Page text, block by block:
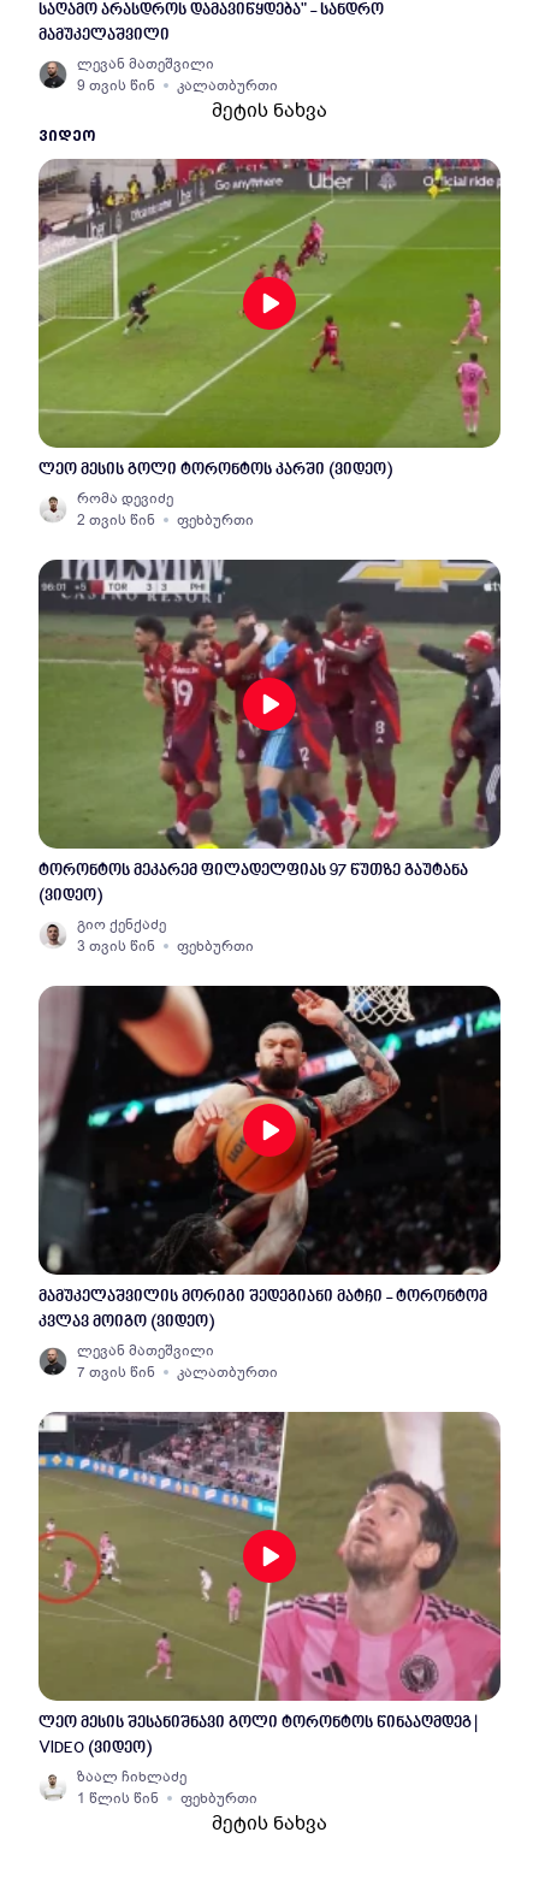
საღამო არასდროს დამავიწყდება" - სანდრო
მამუკელაშვილი
ლევან მათეშვილი
9 თვის წინ
კალათბურთი
მეტის ნახვა
ᲕᲘᲓᲔᲝ
ლეო მესის გოლი ტორონტოს კარში (ვიდეო)
რომა დევიძე
2 თვის წინ
ფეხბურთი
ტორონტოს მეკარემ ფილადელფიას 97 წუთზე გაუტანა
(ვიდეო)
გიო ქენქაძე
3 თვის წინ
ფეხბურთი
მამუკელაშვილის მორიგი შედეგიანი მატჩი - ტორონტომ
კვლავ მოიგო (ვიდეო)
ლევან მათეშვილი
7 თვის წინ
კალათბურთი
ლეო მესის შესანიშნავი გოლი ტორონტოს წინააღმდეგ |
VIDEO (ვიდეო)
ზაალ ჩიხლაძე
1 წლის წინ
ფეხბურთი
მეტის ნახვა